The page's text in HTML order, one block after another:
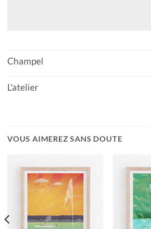
Champel
L'atelier
VOUS AIMEREZ SANS DOUTE